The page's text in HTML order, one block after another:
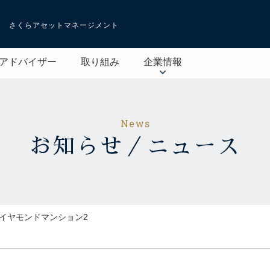
さくらアセットマネージメント
ドバイザー 取り組み 企業情報
News
お知らせ／ニュース
ヤモンドマンション2